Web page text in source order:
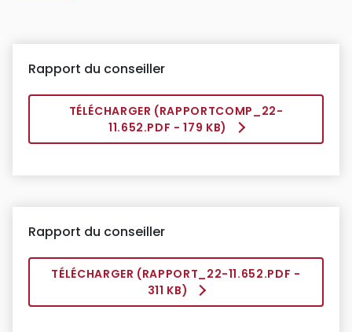
Rapport du conseiller
TÉLÉCHARGER (RAPPORTCOMP_22-
11.652.PDF - 179 KB)
Rapport du conseiller
TÉLÉCHARGER (RAPPORT_22-11.652.PDF -
311 KB)